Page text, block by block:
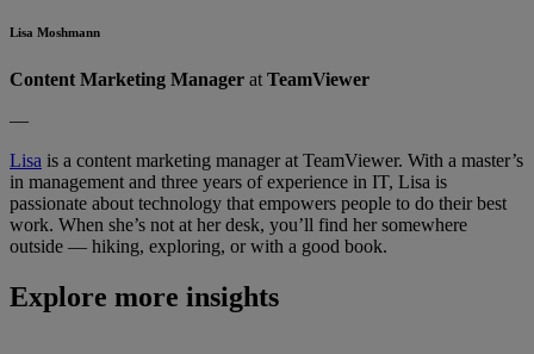
Lisa Moshmann
Content Marketing Manager at TeamViewer
—
Lisa is a content marketing manager at TeamViewer. With a master’s
in management and three years of experience in IT, Lisa is
passionate about technology that empowers people to do their best
work. When she’s not at her desk, you’ll find her somewhere
outside — hiking, exploring, or with a good book.
Explore more insights